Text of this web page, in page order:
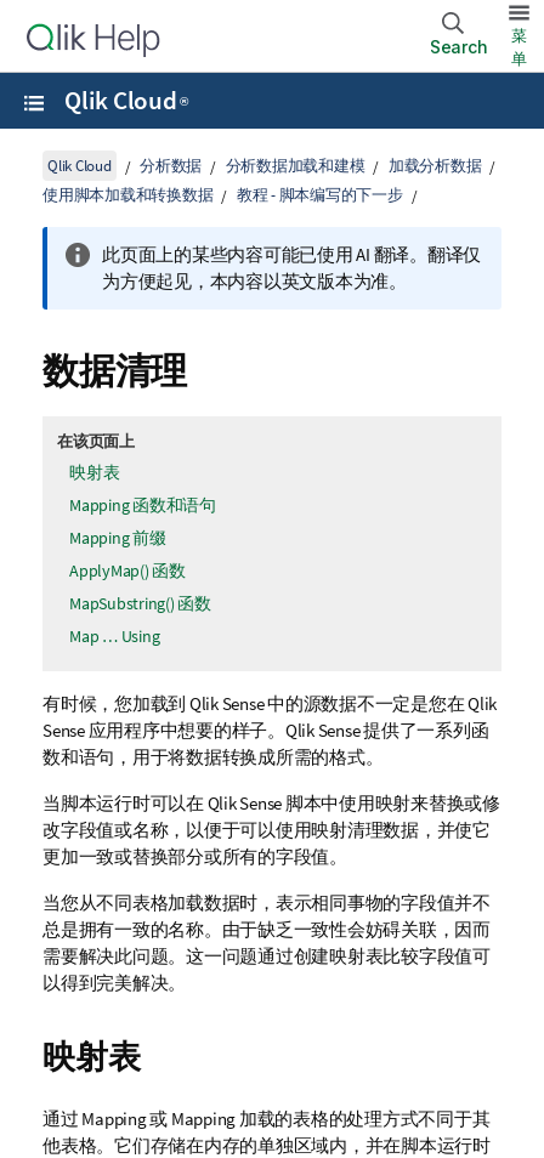
Search
菜
单
Qlik Cloud ®
Qlik Cloud 分析数据 分析数据加载和建模
加载分析数据
使用脚本加载和转换数据
教程 - 脚本编写的下一步
此页面上的某些内容可能已使用 AI 翻译。翻译仅
为方便起见，本内容以英文版本为准。
数据清理
在该页面上
映射表
Mapping 函数和语句
Mapping 前缀
ApplyMap() 函数
MapSubstring() 函数
Map … Using
有时候，您加载到 Qlik Sense中的源数据不一定是您在Qlik
Sense 应用程序中想要的样子。 Qlik Sense提供了一系列函
数和语句，用于将数据转换成所需的格式。
当脚本运行时可以在 Qlik Sense 脚本中使用映射来替换或修
改字段值或名称，以便于可以使用映射清理数据，并使它
更加一致或替换部分或所有的字段值。
当您从不同表格加载数据时，表示相同事物的字段值并不
总是拥有一致的名称。由于缺乏一致性会妨碍关联，因而
需要解决此问题。这一问题通过创建映射表比较字段值可
以得到完美解决。
映射表
通过 Mapping或 Mapping 加载的表格的处理方式不同于其
他表格。它们存储在内存的单独区域内，并在脚本运行时